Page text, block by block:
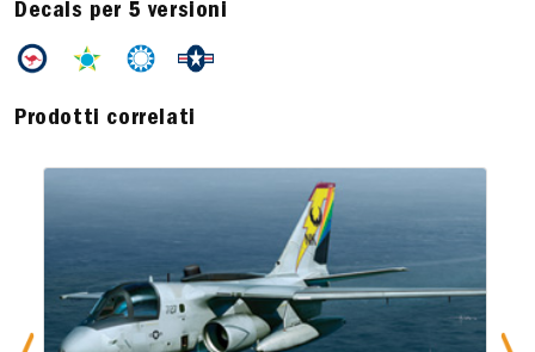
Decals per 5 versioni
Prodotti correlati